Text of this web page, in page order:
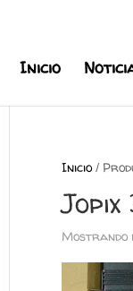
Inicio
Inicio/
Mostrando